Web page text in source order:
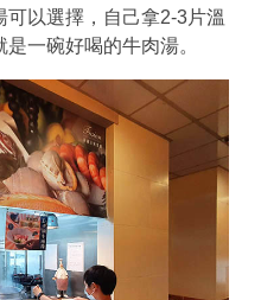
以選擇，自己拿2-3片溫
一碗好喝的牛肉湯。